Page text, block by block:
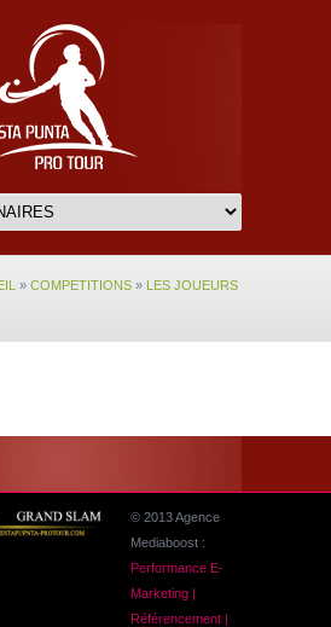
» COMPETITIONS » LES JOUEURS
© 2013 Agence
Mediaboost :
Performance E-
Marketing |
Référencement |